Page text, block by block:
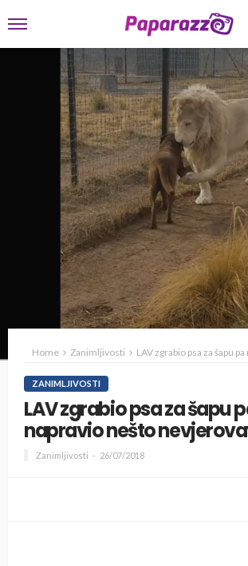
Home Zanimljivosti LAV zgrabio psa za šapu pa
ZANIMLJIVOSTI
LAV zgrabio psa za šapu
napravio nešto
Zanimljivosti 26/07/2018